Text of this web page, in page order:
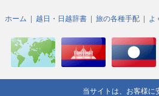
ホーム 越日・日越辞書 旅の各種手配 よ
当サイトは、お客様に